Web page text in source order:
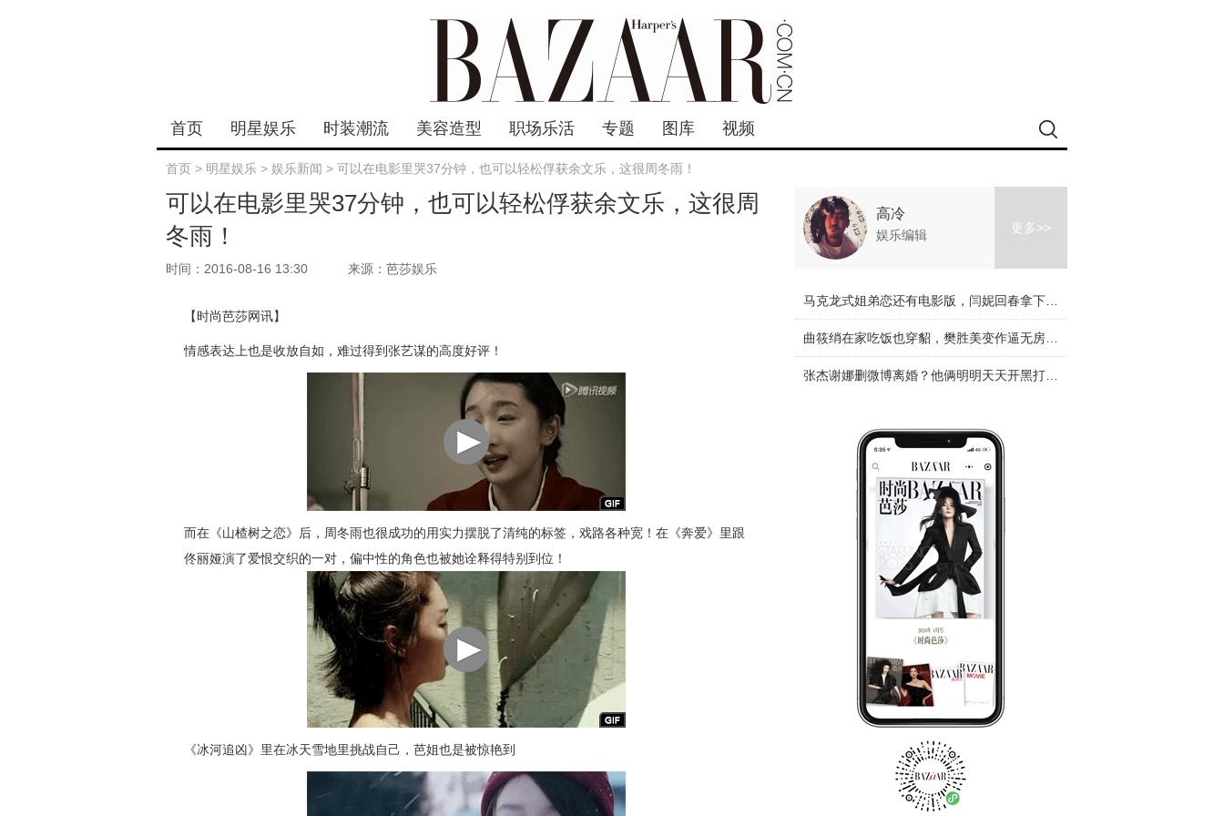
首页 明星娱乐 时装潮流 美容造型 职场乐活 专题 图库 视频
首页 > 明星娱乐 > 娱乐新闻 > 可以在电影里哭37分钟，也可以轻松俘获余文乐，这很周冬雨！
可以在电影里哭37分钟，也可以轻松俘获余文乐，这很周
冬雨！
时间：2016-08-16 13:30 来源：芭莎娱乐
【时尚芭莎网讯】
情感表达上也是收放自如，难过得到张艺谋的高度好评！
而在《山楂树之恋》后，周冬雨也很成功的用实力摆脱了清纯的标签，戏路各种宽！在《奔爱》里跟
佟丽娅演了爱恨交织的一对，偏中性的角色也被她诠释得特别到位！
《冰河追凶》里在冰天雪地里挑战自己，芭姐也是被惊艳到
高冷
娱乐编辑 更多>>